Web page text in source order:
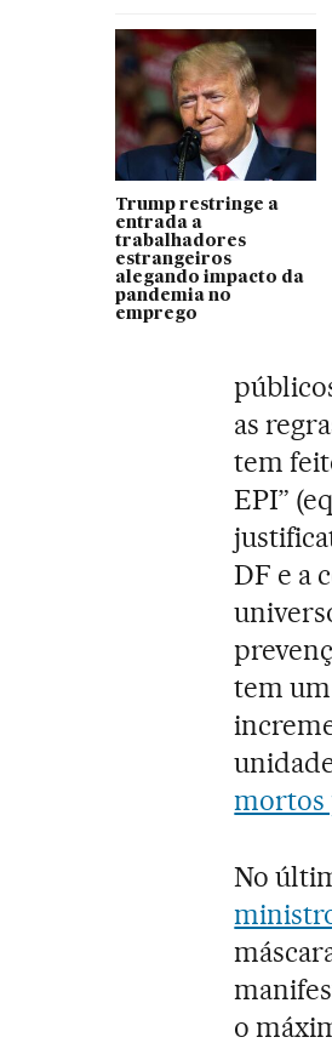
Trump restringe a
entrada a
trabalhadores
estrangeiros
alegando impacto da
pandemia no
emprego
as
tem
EPI”
DF e a
tem
mortos
No
o